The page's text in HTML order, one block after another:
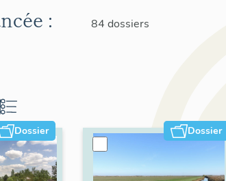
: 84 dossiers
Dossier Dossier